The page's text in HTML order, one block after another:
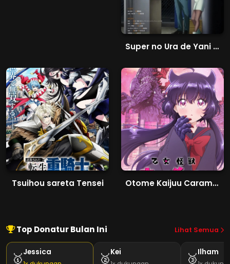
Super no Ura de Yani Suu Futari
Tsuihou sareta Tensei Otome Kaijuu Caraméliser
Top Donatur Bulan Ini Lihat Semua
🥇Jessica 🥈Kei 🥉Ilham